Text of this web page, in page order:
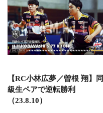
【RC小林広夢／曽根 翔】同
級生ペアで逆転勝利
（23.8.10）